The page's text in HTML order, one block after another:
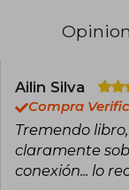
Faro
en
Ailin Silva
Compra
Tremendo
claramente
conexión... lo